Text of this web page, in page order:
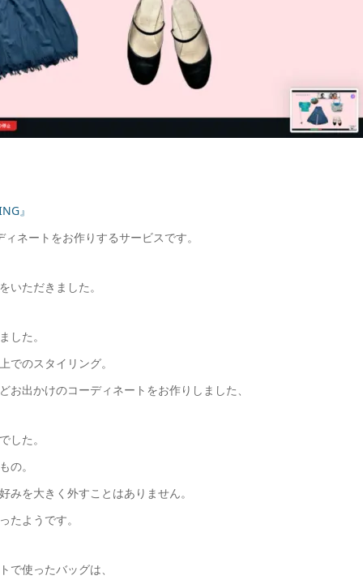
』
ネートをお作りするサービスです。
いただきました。
した。
でのスタイリング。
出かけのコーディネートをお作りしました、
した。
の。
を大きく外すことはありません。
たようです。
で使ったバッグは、